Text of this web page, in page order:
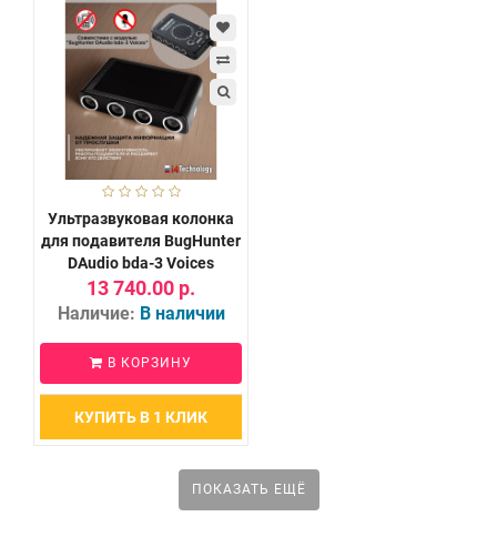
Ультразвуковая колонка
для подавителя BugHunter
DAudio bda-3 Voices
13 740.00 р.
Наличие: В наличии
В КОРЗИНУ
КУПИТЬ В 1 КЛИК
ПОКАЗАТЬ ЕЩЁ